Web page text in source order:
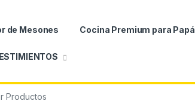
de Mesones Cocina Premium para Papá